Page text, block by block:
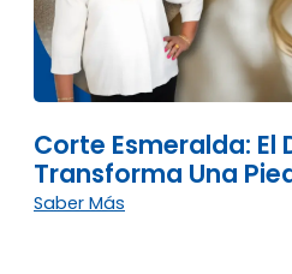
Corte Esmeralda: El
Transforma Una
Saber Más